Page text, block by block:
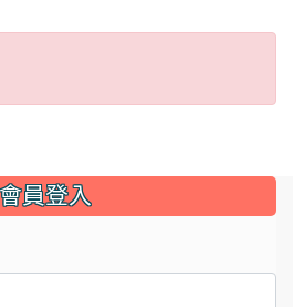
！
會員登入